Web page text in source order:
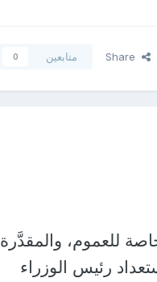
Share متابعين 0
للعموم، والمقدَّرة
رئيس الوزراء